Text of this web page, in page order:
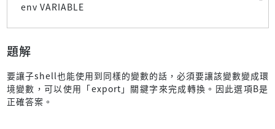
env VARIABLE
題解
要讓子shell也能使用到同樣的變數的話，必須要讓該變數變成環
境變數，可以使用「export」關鍵字來完成轉換。因此選項B是
正確答案。